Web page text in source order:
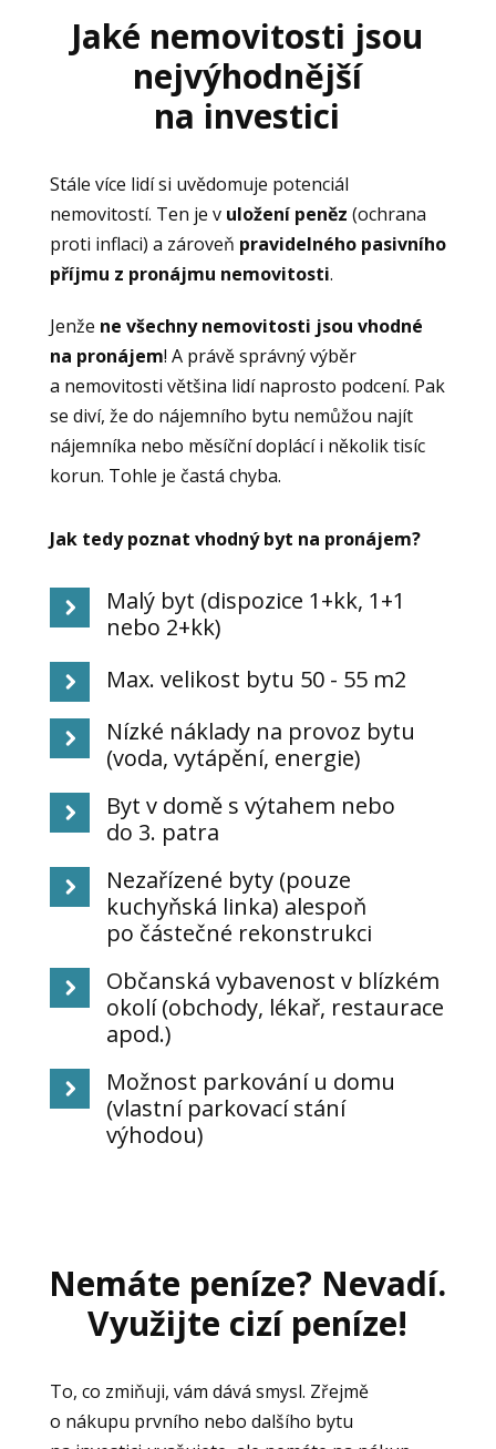
Jaké nemovitosti jsou
nejvýhodnější
na investici
Stále více lidí si uvědomuje potenciál
nemovitostí. Ten je v uložení peněz (ochrana
proti inflaci) a zároveň pravidelného pasivního
příjmu z pronájmu nemovitosti.
Jenže ne všechny nemovitosti jsou vhodné
na pronájem! A právě správný výběr
a nemovitosti většina lidí naprosto podcení. Pak
se diví, že do nájemního bytu nemůžou najít
nájemníka nebo měsíční doplácí i několik tisíc
korun. Tohle je častá chyba.
Jak tedy poznat vhodný byt na pronájem?
Malý byt (dispozice 1+kk, 1+1
nebo 2+kk)
Max. velikost bytu 50 - 55 m2
Nízké náklady na provoz bytu
(voda, vytápění, energie)
Byt v domě s výtahem nebo
do 3. patra
Nezařízené byty (pouze
kuchyňská linka) alespoň
po částečné rekonstrukci
Občanská vybavenost v blízkém
okolí (obchody, lékař, restaurace
apod.)
Možnost parkování u domu
(vlastní parkovací stání
výhodou)
Nemáte peníze? Nevadí.
Využijte cizí peníze!
To, co zmiňuji, vám dává smysl. Zřejmě
o nákupu prvního nebo dalšího bytu